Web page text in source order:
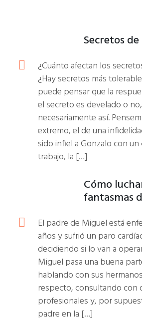
Secretos
¿Cuánto afectan los
¿Hay secretos más
puede pensar que la
el secreto es develado o
necesariamente así.
extremo, el de una
sido infiel a Gonzalo con
trabajo, la […]
Cómo
fantasmas
El padre de Miguel está
años y sufrió un paro
decidiendo si lo van a
Miguel pasa una buena
hablando con sus
respecto, consultando con
profesionales y, por
padre en la […]